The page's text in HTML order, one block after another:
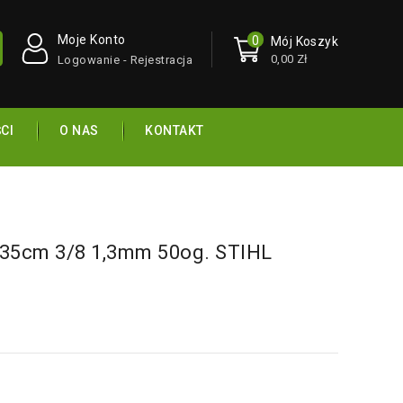
Mój Koszyk
0
0,00 Zł
Moje Konto
Logowanie - Rejestracja
O NAS KONTAKT
3/8 1,3mm 50og. STIHL